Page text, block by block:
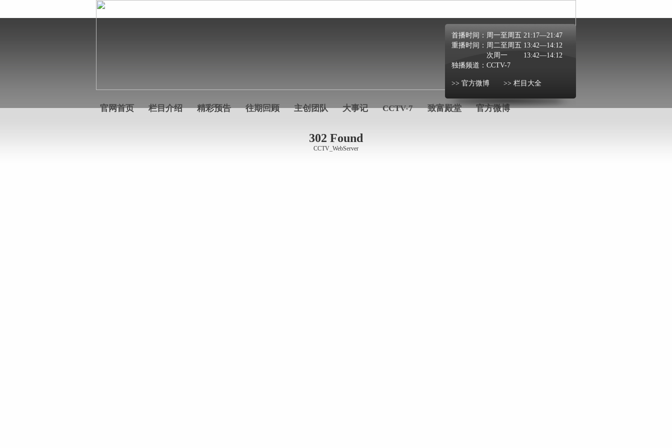
首播时间： 周一至周五 21:17—21:47
重播时间： 周二至周五 13:42—14:12
次周一 13:42—14:12
独播频道： CCTV-7
>> 官方微博 >> 栏目大全
官网首页 栏目介绍 精彩预告 往期回顾 主创团队 大事记 CCTV-7 致富殿堂 官方微博
302 Found
CCTV_WebServer